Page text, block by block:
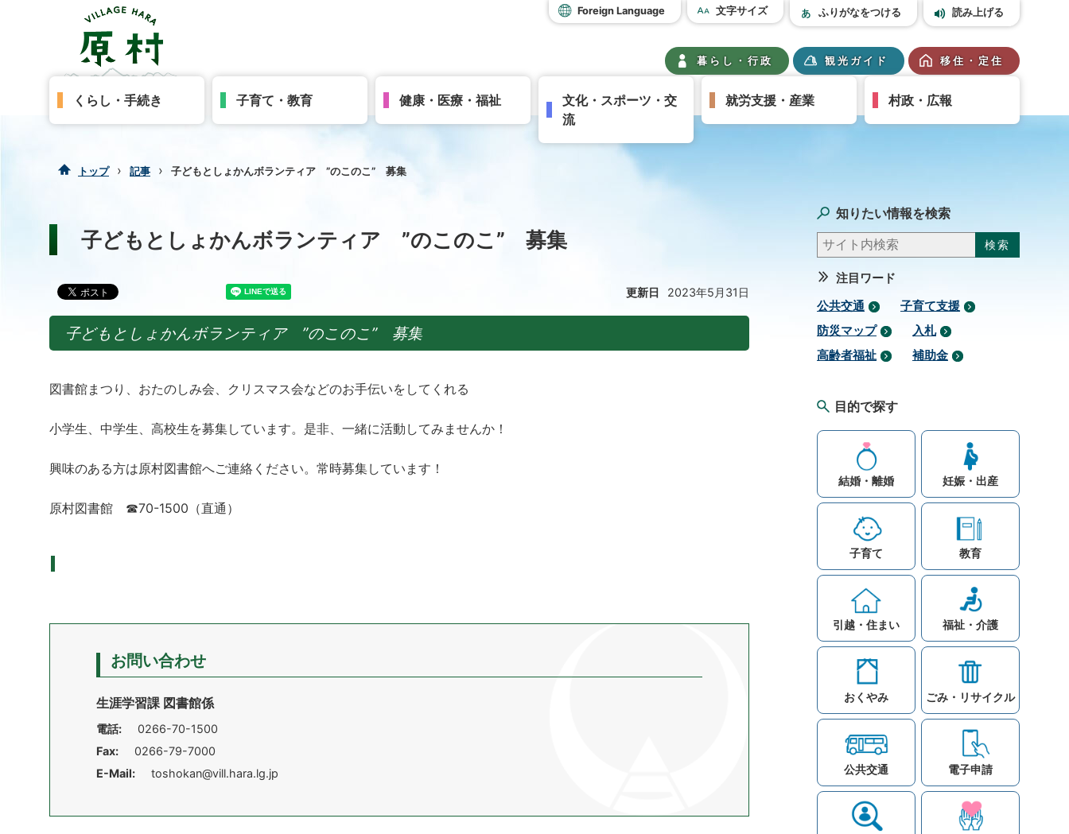
Foreign Language 文字サイズ ふりがなをつける 読み上げる
暮らし・行政 観光ガイド 移住・定住
くらし・手続き 子育て・教育 健康・医療・福祉
文化・スポーツ・交
流
就労支援・産業 村政・広報
トップ › 記事 › 子どもとしょかんボランティア ”のこのこ” 募集
子どもとしょかんボランティア ”のこのこ” 募集
更新日 2023年5月31日
子どもとしょかんボランティア ”のこのこ” 募集
図書館まつり、おたのしみ会、クリスマス会などのお手伝いをしてくれる
小学生、中学生、高校生を募集しています。是非、一緒に活動してみませんか！
興味のある方は原村図書館へご連絡ください。常時募集しています！
原村図書館 ☎70-1500（直通）
お問い合わせ
生涯学習課 図書館係
電話:
0266-70-1500
Fax:
0266-79-7000
E-Mail:
toshokan@vill.hara.lg.jp
知りたい情報を検索
注目ワード
公共交通
子育て支援
防災マップ
入札
高齢者福祉
補助金
目的で探す
結婚・離婚 妊娠・出産
子育て 教育
引越・住まい 福祉・介護
おくやみ ごみ・リサイクル
公共交通 電子申請